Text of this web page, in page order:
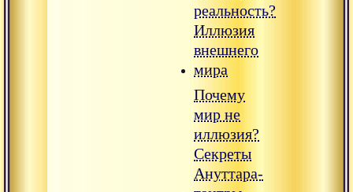
реальность?
Иллюзия
внешнего
мира
Почему
мир не
иллюзия?
Секреты
Ануттара-